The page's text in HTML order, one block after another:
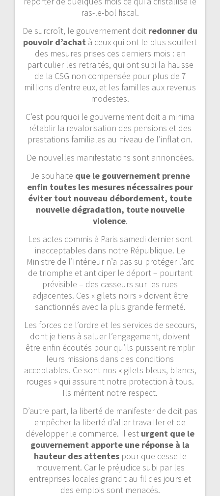
ras-le-bol fiscal.
De surcroît, le gouvernement doit redonner du
pouvoir d’achat à ceux qui ont le plus souffert
des mesures prises ces derniers mois : en
particulier les retraités, qui ont subi la hausse
de la CSG non compensée pour plus de 7
millions d’entre eux, et les familles aux revenus
modestes.
C’est pourquoi le gouvernement doit a minima
rétablir la revalorisation des pensions et des
prestations familiales au niveau de l’inflation.
De nouvelles manifestations sont annoncées.
Je souhaite que le gouvernement prenne
enfin toutes les mesures nécessaires pour
éviter tout nouveau débordement, toute
nouvelle dégradation, toute nouvelle
violence.
Les actes commis à Paris samedi dernier sont
inacceptables dans notre République. Le
Ministre de l’Intérieur n’a pas su protéger l’arc
de triomphe et anticiper le déport – pourtant
prévisible – des casseurs sur les rues
adjacentes. Ces « gilets noirs » doivent être
sanctionnés avec la plus grande fermeté.
Les forces de l’ordre et les services de secours,
dont je tiens à saluer l’engagement, doivent
être enfin écoutés pour qu’ils puissent remplir
leurs missions dans des conditions
acceptables. Ce sont nos « gilets bleus, blancs,
rouges » qui assurent notre protection à tous.
Ils méritent notre respect.
D’autre part, la liberté de manifester de doit pas
empêcher la liberté d’aller travailler et de
développer le commerce. Il est urgent que le
gouvernement apporte une réponse à la
hauteur des attentespour que cesse le
mouvement. Car le préjudice subi par les
entreprises locales grandit au fil des jours et
des emplois sont menacés.